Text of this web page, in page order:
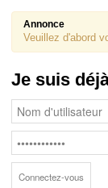
Annonce
Veuillez d'abord
Je suis